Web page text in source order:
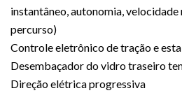
instantâneo, autonomia, velocidade
percurso)
Controle eletrônico de tração e
Desembaçador do vidro traseiro
Direção elétrica progressiva